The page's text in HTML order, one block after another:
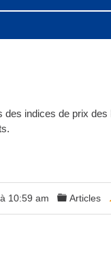
des indices de prix des
10:59 am Articles